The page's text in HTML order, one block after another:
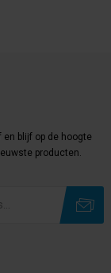
blijf op de hoogte
producten.